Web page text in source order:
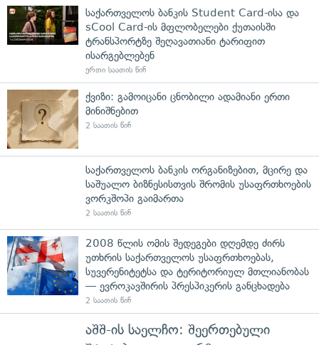
საქართველოს ბანკის Student Card-ისა და
sCool Card-ის მფლობელები ქუთაისში
ტრანსპორტზე შეღავათიანი ტარიფით
ისარგებლებენ
ერთი საათის წინ
ქვიზი: გამოიცანი ცნობილი ადამიანი ერთი
მინიშნებით
2 საათის წინ
საქართველოს ბანკის ორგანიზებით, მცირე და
საშუალო ბიზნესისთვის შრომის უსაფრთხოების
ვორკშოპი გაიმართა
2 საათის წინ
2008 წლის ომის შედეგები დღემდე ძირს
უთხრის საქართველოს უსაფრთხოებას,
სუვერენიტეტსა და ტერიტორიულ მთლიანობას
— ევროკავშირის პრესპიკერის განცხადება
2 საათის წინ
აშშ-ის საელჩო: შეერთებული